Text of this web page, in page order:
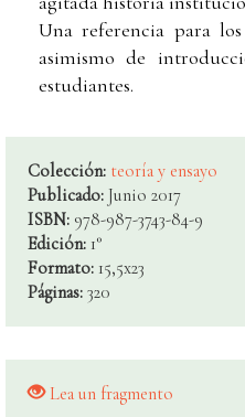
Una referencia para
asimismo de
estudiantes.
Colección: teoría y ensayo
Publicado: Junio 2017
ISBN: 978-987-3743-84-9
Edición: 1°
Formato: 15,5x23
Páginas: 320
Lea un fragmento